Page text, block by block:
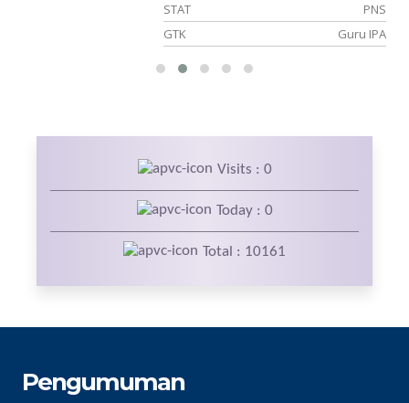
STAT
PNS
GTK
Guru IPA
Visits : 0
Today : 0
Total : 10161
Pengumuman